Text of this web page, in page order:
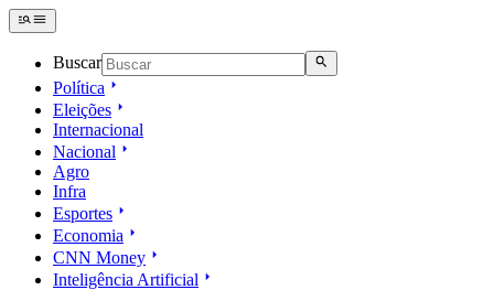
Buscar
Política
Eleições
Internacional
Nacional
Agro
Infra
Esportes
Economia
CNN Money
Inteligência Artificial